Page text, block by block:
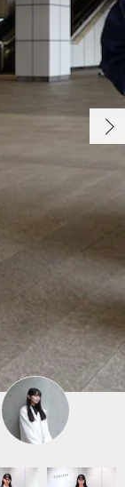
2026.03.12 UP